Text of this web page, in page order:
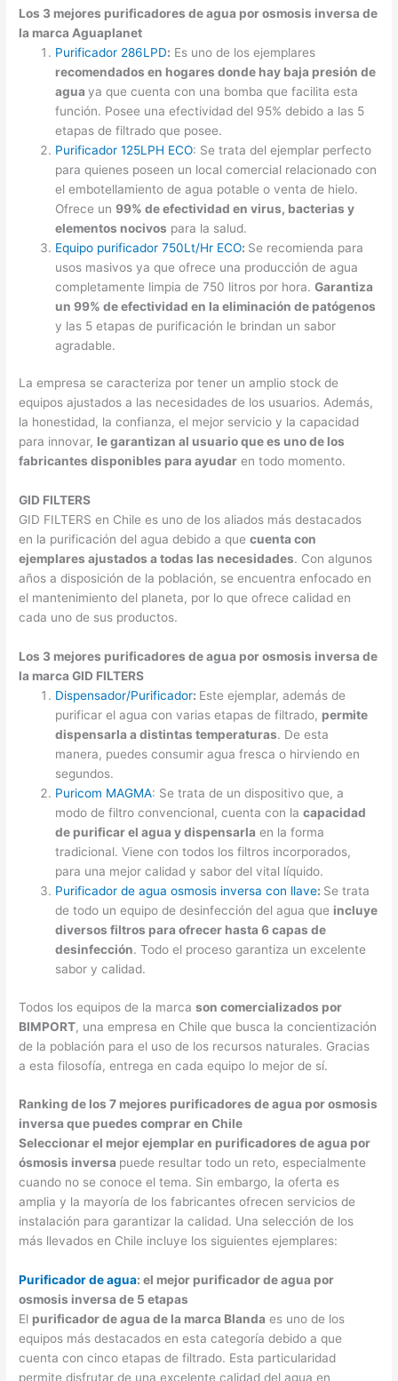
Los 3 mejores purificadores de agua por osmosis inversa de
la marca Aguaplanet
Purificador 286LPD: Es uno de los ejemplares
recomendados en hogares donde hay baja presión de
aguaya que cuenta con una bomba que facilita esta
función. Posee una efectividad del 95% debido a las 5
etapas de filtrado que posee.
Purificador 125LPH ECO: Se trata del ejemplar perfecto
para quienes poseen un local comercial relacionado con
el embotellamiento de agua potable o venta de hielo.
Ofrece un99% de efectividad en virus, bacterias y
elementos nocivos para la salud.
Equipo purificador 750Lt/Hr ECO: Se recomienda para
usos masivos ya que ofrece una producción de agua
completamente limpia de 750 litros por hora.Garantiza
un 99% de efectividad en la eliminación de patógenos
y las 5 etapas de purificación le brindan un sabor
agradable.
La empresa se caracteriza por tener un amplio stock de
equipos ajustados a las necesidades de los usuarios. Además,
la honestidad, la confianza, el mejor servicio y la capacidad
para innovar, le garantizan al usuario que es uno de los
fabricantes disponibles para ayudar en todo momento.
GID FILTERS
GID FILTERS en Chile es uno de los aliados más destacados
en la purificación del agua debido a quecuenta con
ejemplares ajustados a todas las necesidades. Con algunos
años a disposición de la población, se encuentra enfocado en
el mantenimiento del planeta, por lo que ofrece calidad en
cada uno de sus productos.
Los 3 mejores purificadores de agua por osmosis inversa de
la marca GID FILTERS
Dispensador/Purificador: Este ejemplar, además de
purificar el agua con varias etapas de filtrado, permite
dispensarla a distintas temperaturas. De esta
manera, puedes consumir agua fresca o hirviendo en
segundos.
Puricom MAGMA: Se trata de un dispositivo que, a
modo de filtro convencional, cuenta con lacapacidad
de purificar el agua y dispensarla en la forma
tradicional. Viene con todos los filtros incorporados,
para una mejor calidad y sabor del vital líquido.
Purificador de agua osmosis inversa con llave: Se trata
de todo un equipo de desinfección del agua que incluye
diversos filtros para ofrecer hasta 6 capas de
desinfección. Todo el proceso garantiza un excelente
sabor y calidad.
Todos los equipos de la marcason comercializados por
BIMPORT, una empresa en Chile que busca la concientización
de la población para el uso de los recursos naturales. Gracias
a esta filosofía, entrega en cada equipo lo mejor de sí.
Ranking de los 7 mejores purificadores de agua por osmosis
inversa que puedes comprar en Chile
Seleccionar el mejor ejemplar en purificadores de agua por
ósmosis inversa puede resultar todo un reto, especialmente
cuando no se conoce el tema. Sin embargo, la oferta es
amplia y la mayoría de los fabricantes ofrecen servicios de
instalación para garantizar la calidad. Una selección de los
más llevados en Chile incluye los siguientes ejemplares:
Purificador de agua: el mejor purificador de agua por
osmosis inversa de 5 etapas
El purificador de agua de la marca Blanda es uno de los
equipos más destacados en esta categoría debido a que
cuenta con cinco etapas de filtrado. Esta particularidad
permite disfrutar de una excelente calidad del agua en